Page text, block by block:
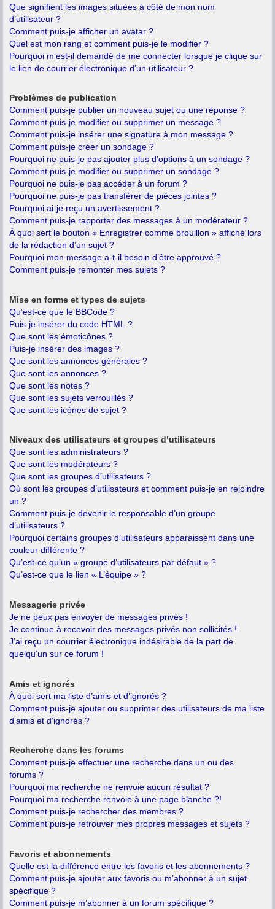
Que signifient les images situées à côté de mon nom
d’utilisateur ?
Comment puis-je afficher un avatar ?
Quel est mon rang et comment puis-je le modifier ?
Pourquoi m’est-il demandé de me connecter lorsque je clique sur
le lien de courrier électronique d’un utilisateur ?
Problèmes de publication
Comment puis-je publier un nouveau sujet ou une réponse ?
Comment puis-je modifier ou supprimer un message ?
Comment puis-je insérer une signature à mon message ?
Comment puis-je créer un sondage ?
Pourquoi ne puis-je pas ajouter plus d’options à un sondage ?
Comment puis-je modifier ou supprimer un sondage ?
Pourquoi ne puis-je pas accéder à un forum ?
Pourquoi ne puis-je pas transférer de pièces jointes ?
Pourquoi ai-je reçu un avertissement ?
Comment puis-je rapporter des messages à un modérateur ?
À quoi sert le bouton « Enregistrer comme brouillon » affiché lors
de la rédaction d’un sujet ?
Pourquoi mon message a-t-il besoin d’être approuvé ?
Comment puis-je remonter mes sujets ?
Mise en forme et types de sujets
Qu’est-ce que le BBCode ?
Puis-je insérer du code HTML ?
Que sont les émoticônes ?
Puis-je insérer des images ?
Que sont les annonces générales ?
Que sont les annonces ?
Que sont les notes ?
Que sont les sujets verrouillés ?
Que sont les icônes de sujet ?
Niveaux des utilisateurs et groupes d’utilisateurs
Que sont les administrateurs ?
Que sont les modérateurs ?
Que sont les groupes d’utilisateurs ?
Où sont les groupes d’utilisateurs et comment puis-je en rejoindre
un ?
Comment puis-je devenir le responsable d’un groupe
d’utilisateurs ?
Pourquoi certains groupes d’utilisateurs apparaissent dans une
couleur différente ?
Qu’est-ce qu’un « groupe d’utilisateurs par défaut » ?
Qu’est-ce que le lien « L’équipe » ?
Messagerie privée
Je ne peux pas envoyer de messages privés !
Je continue à recevoir des messages privés non sollicités !
J’ai reçu un courrier électronique indésirable de la part de
quelqu’un sur ce forum !
Amis et ignorés
À quoi sert ma liste d’amis et d’ignorés ?
Comment puis-je ajouter ou supprimer des utilisateurs de ma liste
d’amis et d’ignorés ?
Recherche dans les forums
Comment puis-je effectuer une recherche dans un ou des
forums ?
Pourquoi ma recherche ne renvoie aucun résultat ?
Pourquoi ma recherche renvoie à une page blanche ?!
Comment puis-je rechercher des membres ?
Comment puis-je retrouver mes propres messages et sujets ?
Favoris et abonnements
Quelle est la différence entre les favoris et les abonnements ?
Comment puis-je ajouter aux favoris ou m’abonner à un sujet
spécifique ?
Comment puis-je m’abonner à un forum spécifique ?